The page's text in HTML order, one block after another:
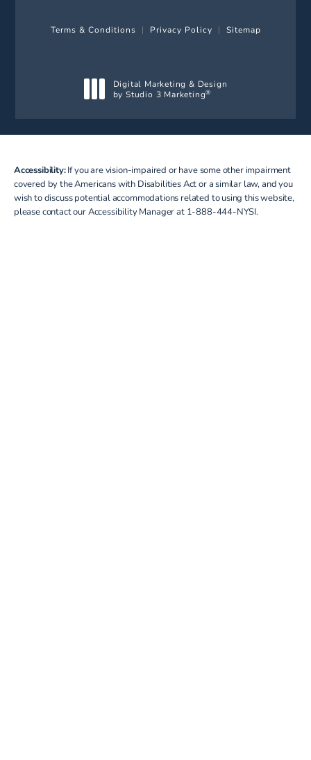
Terms & Conditions Privacy Policy Sitemap
Digital Marketing & Design
by Studio 3 Marketing®
Accessibility:If you are vision-impaired or have some other impairment
covered by the Americans with Disabilities Act or a similar law, and you
wish to discuss potential accommodations related to using this website,
please contact our Accessibility Manager at 1-888-444-NYSI.